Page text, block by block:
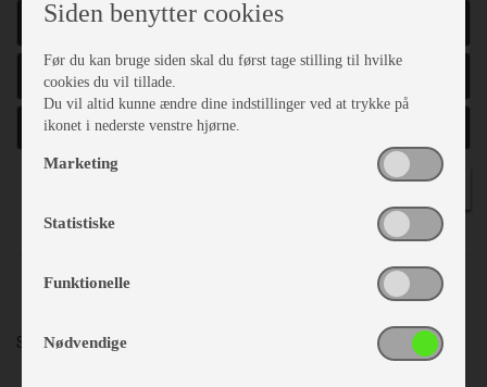
ÅRGANG
TOTALVÆGT
SØG
Sortering: Pris
Siden benytter cookies
Før du kan bruge siden skal du først tage stilling til hvilke
cookies du vil tillade.
Du vil altid kunne ændre dine indstillinger ved at trykke på
ikonet i nederste venstre hjørne.
Marketing
Statistiske
Funktionelle
Nødvendige